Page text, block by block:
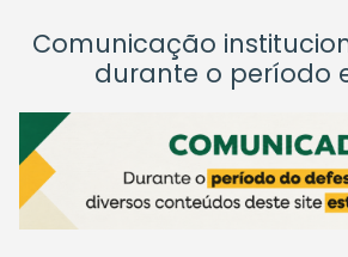
Comunicação
durante o período